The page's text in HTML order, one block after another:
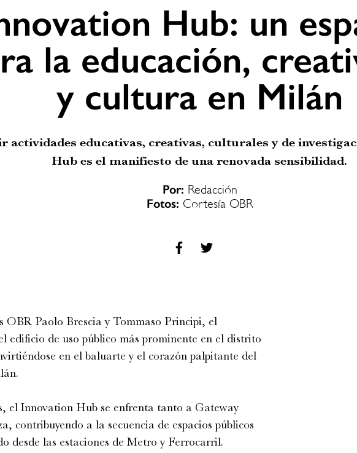
Hub: un
la educación,
y cultura en Milán
actividades educativas, creativas, culturales y de
Hub es el manifiesto de una renovada sensibilidad.
Por: Redacción
Fotos: Cortesía OBR
OBR Paolo Brescia y Tommaso Principi, el
edificio de uso público más prominente en el distrito
en el baluarte y el corazón palpitante del
el Innovation Hub se enfrenta tanto a Gateway
contribuyendo a la secuencia de espacios públicos
desde las estaciones de Metro y Ferrocarril.